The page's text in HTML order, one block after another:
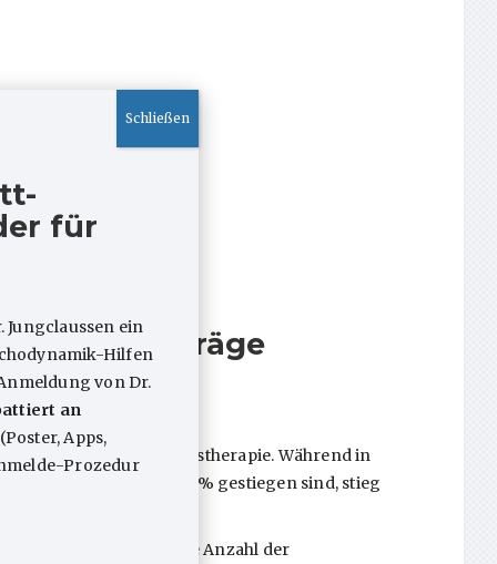
ca. 38% gestiegen.
Zahlen der Verhaltenstherapie. Während in
(TP/AP) nur um 12% gestiegen sind, stieg
pro Jahr bearbeitet. Die Anzahl der
für
ein
Hilfen
von Dr.
an
(Poster, Apps,
Prozedur